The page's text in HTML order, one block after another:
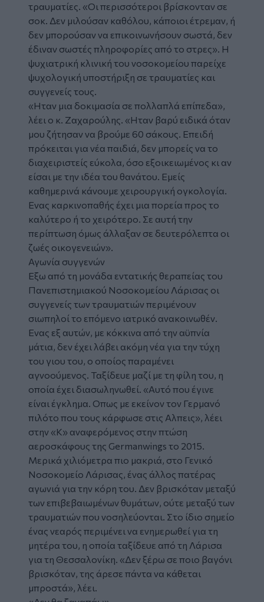
τραυματίες. «Οι περισσότεροι βρίσκονταν σε
σοκ. Δεν μιλούσαν καθόλου, κάποιοι έτρεμαν, ή
δεν μπορούσαν να επικοινωνήσουν σωστά, δεν
έδιναν σωστές πληροφορίες από το στρες». Η
ψυχιατρική κλινική του νοσοκομείου παρείχε
ψυχολογική υποστήριξη σε τραυματίες και
συγγενείς τους.
«Ηταν μια δοκιμασία σε πολλαπλά επίπεδα»,
λέει ο κ. Ζαχαρούλης. «Ηταν βαρύ ειδικά όταν
μου ζήτησαν να βρούμε 60 σάκους. Επειδή
πρόκειται για νέα παιδιά, δεν μπορείς να το
διαχειριστείς εύκολα, όσο εξοικειωμένος κι αν
είσαι με την ιδέα του θανάτου. Εμείς
καθημερινά κάνουμε χειρουργική ογκολογία.
Ενας καρκινοπαθής έχει μια πορεία προς το
καλύτερο ή το χειρότερο. Σε αυτή την
περίπτωση όμως άλλαξαν σε δευτερόλεπτα οι
ζωές οικογενειών».
Αγωνία συγγενών
Εξω από τη μονάδα εντατικής θεραπείας του
Πανεπιστημιακού Νοσοκομείου Λάρισας οι
συγγενείς των τραυματιών περιμένουν
σιωπηλοί το επόμενο ιατρικό ανακοινωθέν.
Ενας εξ αυτών, με κόκκινα από την αϋπνία
μάτια, δεν έχει λάβει ακόμη νέα για την τύχη
του γιου του, ο οποίος παραμένει
αγνοούμενος. Ταξίδευε μαζί με τη φίλη του, η
οποία έχει διασωληνωθεί. «Αυτό που έγινε
είναι έγκλημα. Οπως με εκείνον τον Γερμανό
πιλότο που τους κάρφωσε στις Αλπεις», λέει
στην «Κ» αναφερόμενος στην πτώση
αεροσκάφους της Germanwings το 2015.
Μερικά χιλιόμετρα πιο μακριά, στο Γενικό
Νοσοκομείο Λάρισας, ένας άλλος πατέρας
αγωνιά για την κόρη του. Δεν βρισκόταν μεταξύ
των επιβεβαιωμένων θυμάτων, ούτε μεταξύ των
τραυματιών που νοσηλεύονται. Στο ίδιο σημείο
ένας νεαρός περιμένει να ενημερωθεί για τη
μητέρα του, η οποία ταξίδευε από τη Λάρισα
για τη Θεσσαλονίκη. «Δεν ξέρω σε ποιο βαγόνι
βρισκόταν, της άρεσε πάντα να κάθεται
μπροστά», λέει.